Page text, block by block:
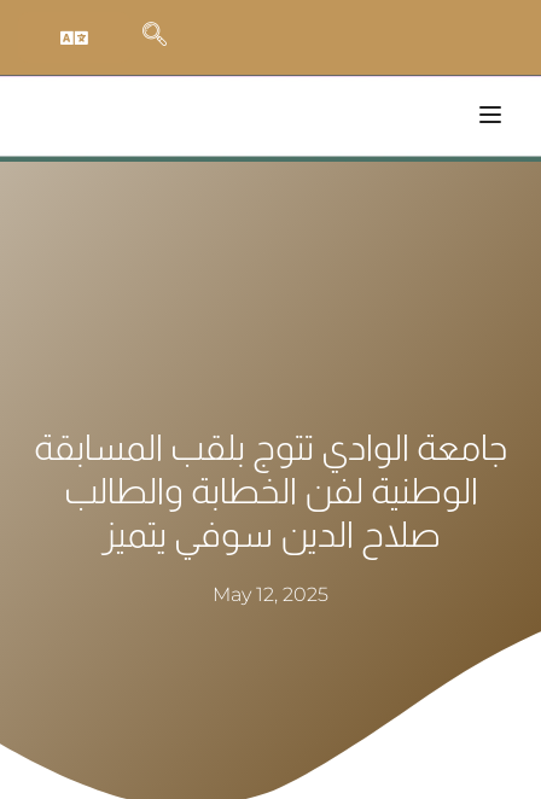
جامعة الوادي تتوج بلقب المسابقة
الوطنية لفن الخطابة والطالب
صلاح الدين سوفي يتميز
May 12, 2025